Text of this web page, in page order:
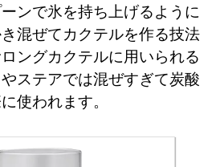
ンで氷を持ち上げるように
混ぜてカクテルを作る技法
ングカクテルに用いられる
ステアでは混ぜすぎて炭酸
使われます。